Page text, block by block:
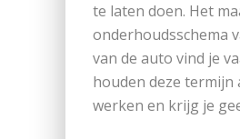
te laten doen. Het
onderhoudsschema
van de auto vind je
houden deze
werken en krijg je